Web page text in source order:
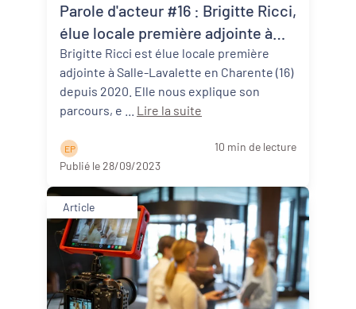
Parole d'acteur #16 : Brigitte Ricci,
élue locale première adjointe à
Salles-Lavalette (16)
Brigitte Ricci est élue locale première
adjointe à Salle-Lavalette en Charente (16)
depuis 2020. Elle nous explique son
Lire la suite
E P
10 min de lecture
Publié le 28/09/2023
Article